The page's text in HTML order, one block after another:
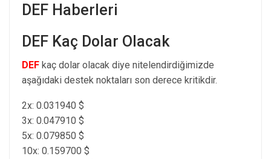
DEF Haberleri
DEF Kaç Dolar Olacak
DEF kaç dolar olacak diye nitelendirdiğimizde
aşağıdaki destek noktaları son derece kritikdir.
2x: 0.031940 $
3x: 0.047910 $
5x: 0.079850 $
10x: 0.159700 $